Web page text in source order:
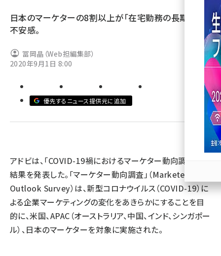
youtube (2439)
セミナー (2308)
meo (1277)
日本のマーケターの8割以上が「在宅勤務の長期化」に
不安感。
冨岡晶（Web担編集部）
2020年9月1日 8:00
優先するニュース提供元に追加
アドビは、「COVID-19禍におけるマーケター動向調査」の
結果を発表した。「マーケター動向調査」（Marketer
Outlook Survey）は、新型コロナウイルス（COVID-19）に
よる企業マーケティングの変化をあきらかにすることを目
的に、米国、APAC（オーストラリア、中国、インド、シンガポー
ル）、日本のマーケターを対象に実施された。